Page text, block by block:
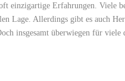
oft einzigartige Erfahrungen. Viele
​Lage. Allerdings gibt es auch
insgesamt überwiegen für viele‍